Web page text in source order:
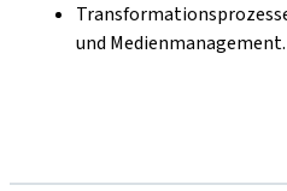
und Medienmanagement.